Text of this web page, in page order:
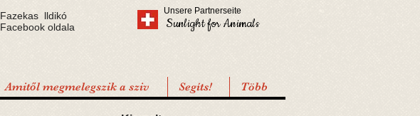
Fazekas lldikó
Facebook oldala
Unsere Partnerseite
Sunlight for Animals
Amitől megmelegszik a sziv Segíts! Több